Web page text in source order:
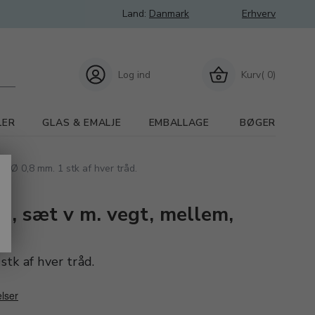
Land: Danmark Erhverv
Kurv( 0)
Log ind
GLAS & EMALJE EMBALLAGE BØGER
, Ø 0,8 mm. 1 stk af hver tråd.
sæt v m. vegt, mellem,
af hver tråd.